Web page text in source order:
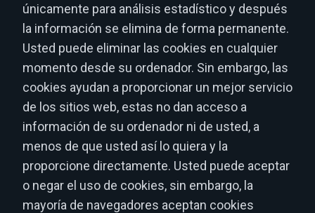
únicamente para análisis estadístico y después
la información se elimina de forma permanente.
Usted puede eliminar las cookies en cualquier
momento desde su ordenador. Sin embargo, las
cookies ayudan a proporcionar un mejor servicio
de los sitios web, estas no dan acceso a
información de su ordenador ni de usted, a
menos de que usted así lo quiera y la
proporcione directamente. Usted puede aceptar
o negar el uso de cookies, sin embargo, la
mayoría de navegadores aceptan cookies